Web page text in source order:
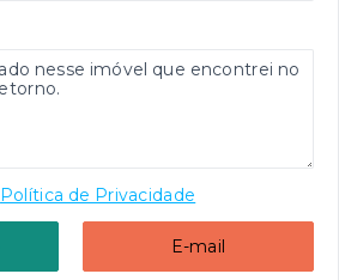
Política de Privacidade
E-mail